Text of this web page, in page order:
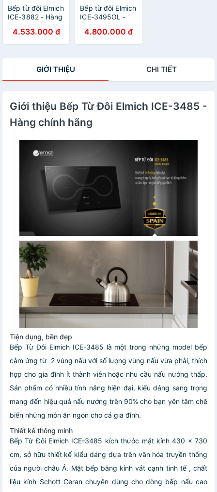
Bếp từ đôi Elmich
ICE-3882 - Hàng
4.533.000 đ
Bếp từ đôi Elmich
ICE-3495OL -
4.800.000 đ
GIỚI THIỆU CHI TIẾT
Giới thiệu Bếp Từ Đôi Elmich ICE-3485 -
Hàng chính hãng
Tiện dụng, bền đẹp
Bếp Từ Đôi Elmich ICE-3485 là một trong những model bếp
cảm ứng từ 2 vùng nấu với số lượng vùng nấu vừa phải, thích
hợp cho gia đình ít thành viên hoặc nhu cầu nấu nướng thấp.
Sản phẩm có nhiều tính năng hiện đại, kiểu dáng sang trọng
mang đến hiệu quả nấu nướng trên 90% cho bạn yên tâm chế
biến những món ăn ngon cho cả gia đình.
Thiết kế thông minh
Bếp Từ Đôi Elmich ICE-3485 kích thước mặt kính 430 x 730
cm, sở hữu thiết kế kiểu dáng dựa trên văn hóa truyền thống
của người châu Á. Mặt bếp bằng kính vát cạnh tinh tế , chất
liệu kính Schott Ceran chuyên dùng cho dòng bếp nấu cao